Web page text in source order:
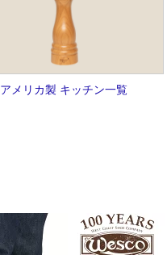
アメリカ製 キッチン一覧